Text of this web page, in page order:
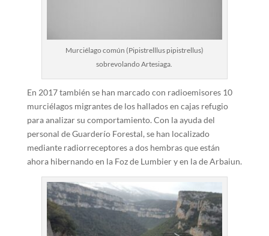
Murciélago común (Pipistrelllus pipistrellus)
sobrevolando Artesiaga.
En 2017 también se han marcado con radioemisores 10
murciélagos migrantes de los hallados en cajas refugio
para analizar su comportamiento. Con la ayuda del
personal de Guarderío Forestal, se han localizado
mediante radiorreceptores a dos hembras que están
ahora hibernando en la Foz de Lumbier y en la de Arbaiun.